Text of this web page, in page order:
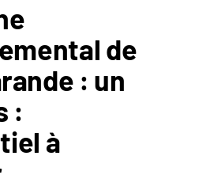
de
: un
:
à